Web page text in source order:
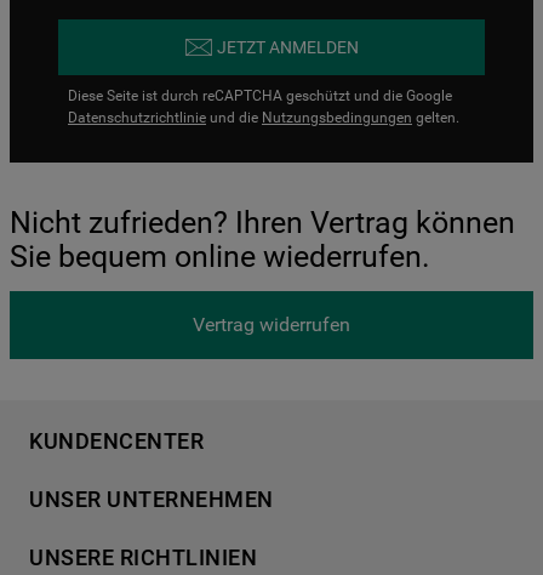
JETZT ANMELDEN
Diese Seite ist durch reCAPTCHA geschützt und die Google
Datenschutzrichtlinie und die Nutzungsbedingungen gelten.
Nicht zufrieden? Ihren Vertrag können
Sie bequem online wiederrufen.
Vertrag widerrufen
KUNDENCENTER
Händlersuche
Häufige Fragen
UNSER UNTERNEHMEN
Für Händler
UNSERE RICHTLINIEN